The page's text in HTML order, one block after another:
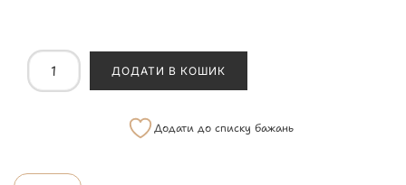
ДОДАТИ В КОШИК
Додати до списку бажань